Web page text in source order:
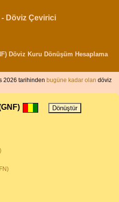
Döviz Çevirici
Döviz Kuru Dönüşüm Hesaplama
2026 tarihinden bugüne kadar olan döviz